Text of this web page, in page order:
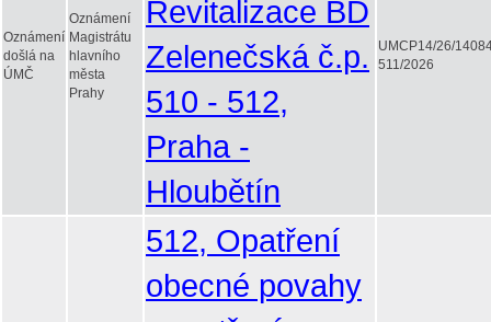
Oznámení
došlá na
ÚMČ
Oznámení
Magistrátu
hlavního
města
Prahy
Revitalizace BD
Zelenečská č.p.
510 - 512,
Praha -
Hloubětín
UMCP14/26/
511/2026
512, Opatření
obecné povahy